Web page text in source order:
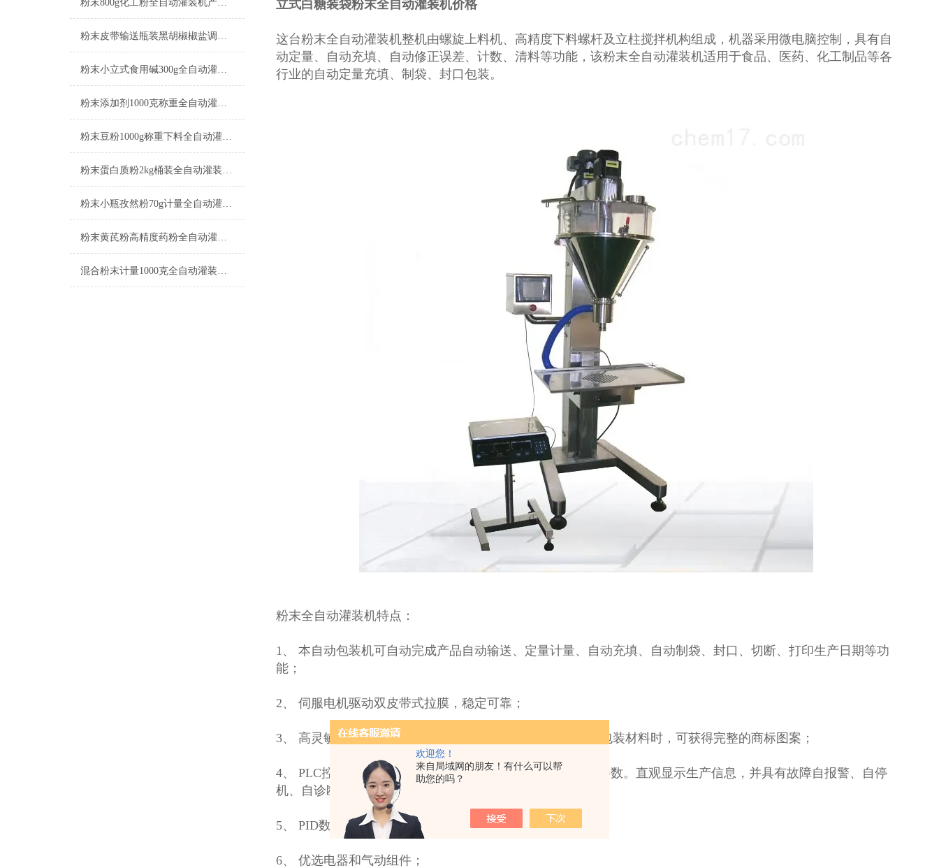
欢迎您！
来自局域网的朋友！有什么可以帮
助您的吗？
粉末800g化工粉全自动灌装机产品简介
粉末皮带输送瓶装黑胡椒椒盐调料全自动灌装机简介
粉末小立式食用碱300g全自动灌装机简介
粉末添加剂1000克称重全自动灌装机简介
粉末豆粉1000g称重下料全自动灌装机简介
粉末蛋白质粉2kg桶装全自动灌装机产品简介
粉末小瓶孜然粉70g计量全自动灌装机简介
粉末黄芪粉高精度药粉全自动灌装机简介
混合粉末计量1000克全自动灌装机简介
立式白糖装袋粉末全自动灌装机价格
这台粉末全自动灌装机整机由螺旋上料机、高精度下料螺杆及立柱搅拌机构组成，机器采用微电脑控制，具有自
动定量、自动充填、自动修正误差、计数、清料等功能，该粉末全自动灌装机适用于食品、医药、化工制品等各
行业的自动定量充填、制袋、封口包装。
粉末全自动灌装机特点：
1、 本自动包装机可自动完成产品自动输送、定量计量、自动充填、自动制袋、封口、切断、打印生产日期等功
能；
2、 伺服电机驱动双皮带式拉膜，稳定可靠；
3、 高灵敏度电眼可自动追踪定位印刷光标，包装有色标的包装材料时，可获得完整的商标图案；
4、 PLC控制，可在触摸屏控制面板上轻松设定、调整包装参数。直观显示生产信息，并具有故障自报警、自停
机、自诊断的功能，使用安全简单，维护方便；
5、 PID数码式温控，封口温度偏差±1°C；
6、 优选电器和气动组件；